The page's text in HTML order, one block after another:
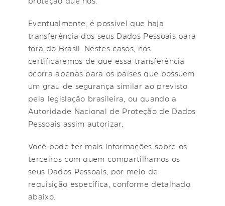
Eventualmente, é possível que haja
transferência dos seus Dados Pessoais para
fora do Brasil. Nestes casos, nos
certificaremos de que essa transferência
ocorra apenas para os países que possuem
um grau de segurança similar ao previsto
pela legislação brasileira, ou quando a
Autoridade Nacional de Proteção de Dados
Pessoais assim autorizar.
Você pode ter mais informações sobre os
terceiros com quem compartilhamos os
seus Dados Pessoais, por meio de
requisição específica, conforme detalhado
abaixo.